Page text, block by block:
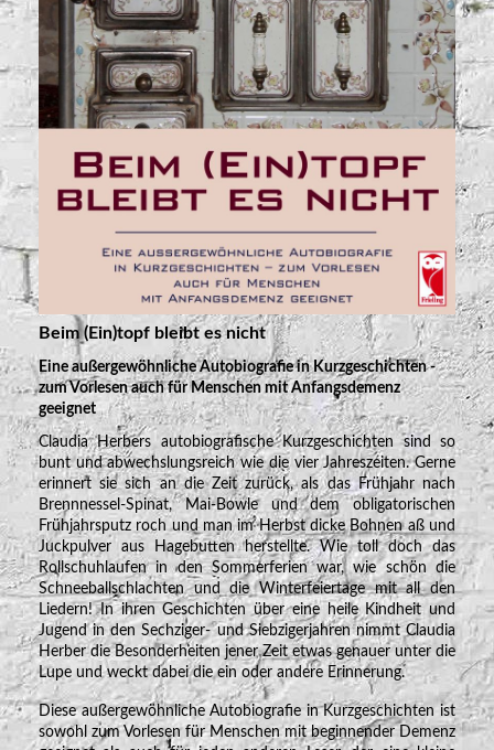
Beim (Ein)topf bleibt es nicht
Eine außergewöhnliche Autobiografie in Kurzgeschichten -
zum Vorlesen auch für Menschen mit Anfangsdemenz
geeignet
Claudia Herbers autobiografische Kurzgeschichten sind so
bunt und abwechslungsreich wie die vier Jahreszeiten. Gerne
erinnert sie sich an die Zeit zurück, als das Frühjahr nach
Brennnessel-Spinat, Mai-Bowle und dem obligatorischen
Frühjahrsputz roch und man im Herbst dicke Bohnen aß und
Juckpulver aus Hagebutten herstellte. Wie toll doch das
Rollschuhlaufen in den Sommerferien war, wie schön die
Schneeballschlachten und die Winterfeiertage mit all den
Liedern! In ihren Geschichten über eine heile Kindheit und
Jugend in den Sechziger- und Siebzigerjahren nimmt Claudia
Herber die Besonderheiten jener Zeit etwas genauer unter die
Lupe und weckt dabei die ein oder andere Erinnerung.
Diese außergewöhnliche Autobiografie in Kurzgeschichten ist
sowohl zum Vorlesen für Menschen mit beginnender Demenz